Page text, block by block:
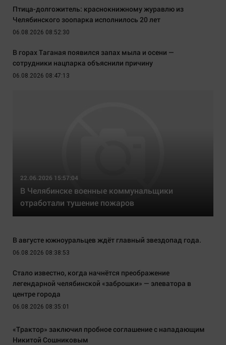
Птица-долгожитель: краснокнижному журавлю из
Челябинского зоопарка исполнилось 20 лет
06.08.2026 08:52:30
В горах Таганая появился запах мыла и осени —
сотрудники нацпарка объяснили причину
06.08.2026 08:47:13
22.06.2026 15:57:04
В Челябинске военные коммунальщики
отработали тушение пожаров
В августе южноуральцев ждёт главный звездопад года.
06.08.2026 08:38:53
Стало известно, когда начнётся преображение
легендарной челябинской «заброшки» — элеватора в
центре города
06.08.2026 08:35:01
«Трактор» заключил пробное соглашение с нападающим
Никитой Сошниковым